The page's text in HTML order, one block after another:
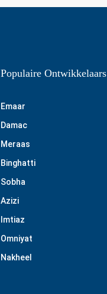
Populaire Ontwikkelaars
Emaar
Damac
Meraas
Binghatti
Sobha
Azizi
Imtiaz
Omniyat
Nakheel